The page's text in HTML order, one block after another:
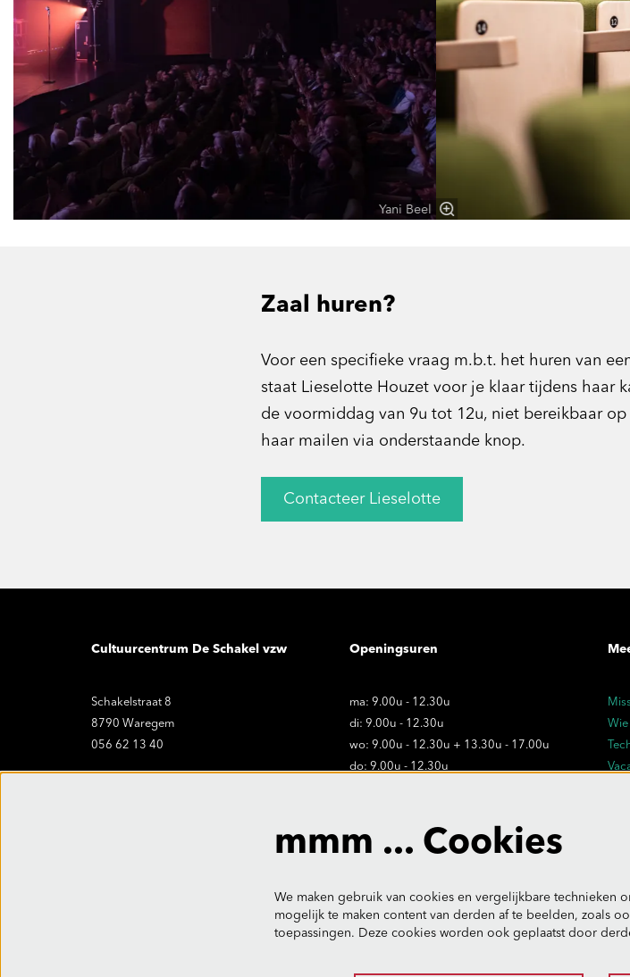
Yani Beel
Zaal huren?
Voor een specifieke vraag m.b.t. het huren van
staat Lieselotte Houzet voor je klaar tijdens haar
de voormiddag van 9u tot 12u, niet bereikbaar
haar mailen via onderstaande knop.
Contacteer Lieselotte
Cultuurcentrum De Schakel vzw
Schakelstraat 8
8790 Waregem
056 62 13 40
Openingsuren
ma: 9.00u - 12.30u
di: 9.00u - 12.30u
wo: 9.00u - 12.30u + 13.30u - 17.00u
do: 9.00u - 12.30u
Sluitingsdagen:
vr. 19.06 - uitzonderlijk gesloten
Wie
mmm ... Cookies
We maken gebruik van cookies en vergelijkbare technieken
mogelijk te maken content van derden af te beelden, zoals
toepassingen. Deze cookies worden ook geplaatst door